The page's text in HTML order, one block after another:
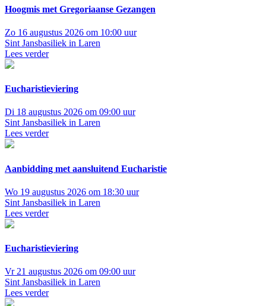
Hoogmis met Gregoriaanse Gezangen
Zo 16 augustus 2026 om 10:00 uur
Sint Jansbasiliek in Laren
Lees verder
Eucharistieviering
Di 18 augustus 2026 om 09:00 uur
Sint Jansbasiliek in Laren
Lees verder
Aanbidding met aansluitend Eucharistie
Wo 19 augustus 2026 om 18:30 uur
Sint Jansbasiliek in Laren
Lees verder
Eucharistieviering
Vr 21 augustus 2026 om 09:00 uur
Sint Jansbasiliek in Laren
Lees verder